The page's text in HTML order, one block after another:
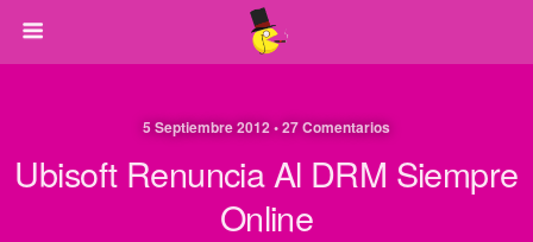
5 Septiembre 2012 • 27 Comentarios
Ubisoft Renuncia Al DRM Siempre
Online